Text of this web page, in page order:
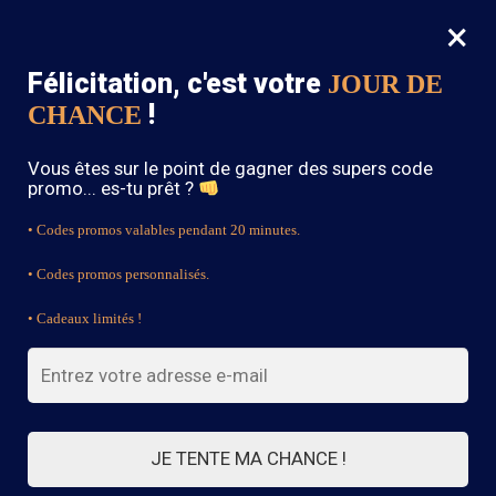
0
SOLDES : -15% sur toute la boutique avec le code « BOHEME15 »
Rose
FILTRES
5 résultats affichés
×
Félicitation, c'est votre JOUR DE
CHANCE !
Vous êtes sur le point de gagner des supers code
promo... es-tu prêt ?
• Codes promos valables pendant 20 minutes.
• Codes promos personnalisés.
• Cadeaux limités !
JE TENTE MA CHANCE !